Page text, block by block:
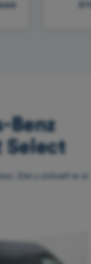
Benz
Select
Ziet u zichzelf er al